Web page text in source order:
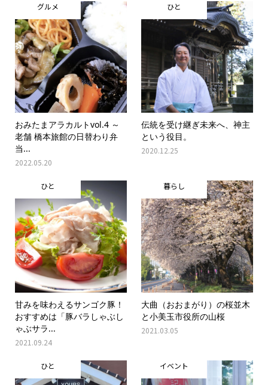
グルメ
おみたまアラカルトvol.4 ～
老舗 橋本旅館の日替わり弁
当...
2022.05.20
ひと
伝統を受け継ぎ未来へ、神主
という役目。
2020.12.25
ひと
甘みを味わえるサンゴク豚！
おすすめは「豚バラしゃぶし
ゃぶサラ...
2021.09.24
暮らし
大曲（おおまがり）の桜並木
と小美玉市役所の山桜
2021.03.05
ひと イベント